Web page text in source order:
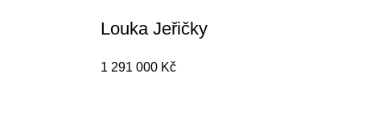
Louka Jeřičky
1 291 000 Kč